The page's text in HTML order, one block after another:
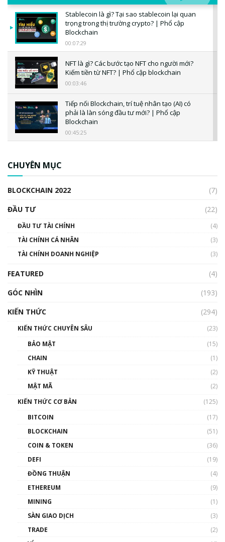
Stablecoin là gì? Tại sao stablecoin lại quan
trọng trong thị trường crypto? | Phổ cập
Blockchain
00:07:29
NFT là gì? Các bước tạo NFT cho người mới?
Kiếm tiền từ NFT? | Phổ cập blockchain
00:03:46
Tiếp nối Blockchain, trí tuệ nhân tạo (AI) có
phải là làn sóng đầu tư mới? | Phổ cập
Blockchain
00:45:25
00:02:14
Nhìn lại năm 2022: Những sự kiện ảnh hưởng
đến hệ sinh thái tiền mã hoá | Phổ cập
00:43:47
như thể nào?
00:39:31
Phổ cập Blockchain
thống & Crypto qua các cuộc chiến | Phổ cập
CHUYÊN MỤC
BLOCKCHAIN 2022
(7)
ĐẦU TƯ
(22)
ĐẦU TƯ TÀI CHÍNH
(4)
TÀI CHÍNH CÁ NHÂN
(3)
TÀI CHÍNH DOANH NGHIỆP
(3)
FEATURED
(4)
GÓC NHÌN
(193)
KIẾN THỨC
(294)
KIẾN THỨC CHUYÊN SÂU
(23)
BẢO MẬT
(15)
CHAIN
(1)
KỸ THUẬT
(2)
MẬT MÃ
(2)
KIẾN THỨC CƠ BẢN
(125)
BITCOIN
(17)
BLOCKCHAIN
(51)
COIN & TOKEN
(36)
DEFI
(19)
ĐỒNG THUẬN
(4)
ETHEREUM
(9)
MINING
(1)
SÀN GIAO DỊCH
(3)
TRADE
(2)